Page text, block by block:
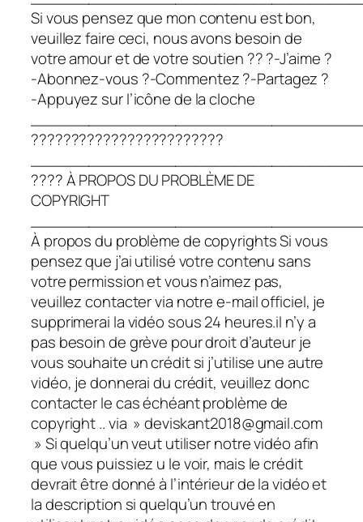
Si vous pensez que mon contenu est bon,
veuillez faire ceci, nous avons besoin de
votre amour et de votre soutien ?? ?-J’aime ?
-Abonnez-vous ?-Commentez ?-Partagez ?
-Appuyez sur l’icône de la cloche
????????????????????????
???? À PROPOS DU PROBLÈME DE
COPYRIGHT
À propos du problème de copyrights Si vous
pensez que j’ai utilisé votre contenu sans
votre permission et vous n’aimez pas,
veuillez contacter via notre e-mail officiel, je
supprimerai la vidéo sous 24 heures.il n’y a
pas besoin de grève pour droit d’auteur je
vous souhaite un crédit si j’utilise une autre
vidéo, je donnerai du crédit, veuillez donc
contacter le cas échéant problème de
copyright .. via » deviskant2018@gmail.com
» Si quelqu’un veut utiliser notre vidéo afin
que vous puissiez u le voir, mais le crédit
devrait être donné à l’intérieur de la vidéo et
la description si quelqu’un trouvé en